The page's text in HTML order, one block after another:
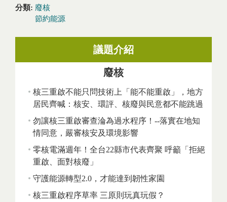
分類: 廢核
節約能源
議題介紹
廢核
核三重啟不能只問技術上「能不能重啟」，地方
居民齊喊：核安、環評、核廢與民意都不能跳過
勿讓核三重啟審查淪為過水程序！--落實在地知
情同意，嚴審核安及環境影響
零核電滿週年！全台22縣市代表齊聚 呼籲「拒絕
重啟、面對核廢」
守護能源轉型2.0，才能達到韌性家園
核三重啟程序草率 三原則玩真玩假？